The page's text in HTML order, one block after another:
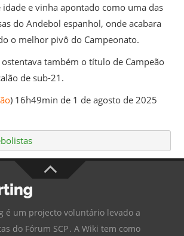
idade e vinha apontado como uma das
do Andebol espanhol, onde acabara
o melhor pivô do Campeonato.
também o título de Campeão
de sub-21.
) 16h49min de 1 de agosto de 2025
é um projecto voluntário levado a
do Fórum SCP. A Wiki tem como